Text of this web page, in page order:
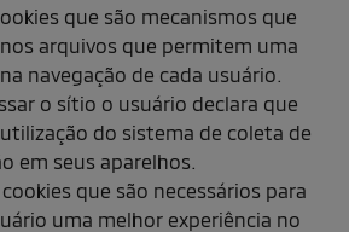
que são mecanismos que
arquivos que permitem uma
navegação de cada usuário.
o sítio o usuário declara que
do sistema de coleta de
em seus aparelhos.
que são necessários para
uma melhor experiência no